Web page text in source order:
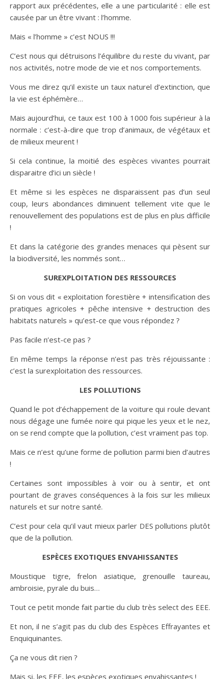
rapport aux précédentes, elle a une particularité : elle est
causée par un être vivant : l’homme.
Mais « l’homme » c’est NOUS !!!
C’est nous qui détruisons l’équilibre du reste du vivant, par
nos activités, notre mode de vie et nos comportements.
Vous me direz qu’il existe un taux naturel d’extinction, que
la vie est éphémère…
Mais aujourd’hui, ce taux est 100 à 1000 fois supérieur à la
normale : c’est-à-dire que trop d’animaux, de végétaux et
de milieux meurent !
Si cela continue, la moitié des espèces vivantes pourrait
disparaitre d’ici un siècle !
Et même si les espèces ne disparaissent pas d’un seul
coup, leurs abondances diminuent tellement vite que le
renouvellement des populations est de plus en plus difficile
!
Et dans la catégorie des grandes menaces qui pèsent sur
la biodiversité, les nommés sont…
SUREXPLOITATION DES RESSOURCES
Si on vous dit « exploitation forestière + intensification des
pratiques agricoles + pêche intensive + destruction des
habitats naturels » qu’est-ce que vous répondez ?
Pas facile n’est-ce pas ?
En même temps la réponse n’est pas très réjouissante :
c’est la surexploitation des ressources.
LES POLLUTIONS
Quand le pot d’échappement de la voiture qui roule devant
nous dégage une fumée noire qui pique les yeux et le nez,
on se rend compte que la pollution, c’est vraiment pas top.
Mais ce n’est qu’une forme de pollution parmi bien d’autres
!
Certaines sont impossibles à voir ou à sentir, et ont
pourtant de graves conséquences à la fois sur les milieux
naturels et sur notre santé.
C’est pour cela qu’il vaut mieux parler DES pollutions plutôt
que de la pollution.
ESPÈCES EXOTIQUES ENVAHISSANTES
Moustique tigre, frelon asiatique, grenouille taureau,
ambroisie, pyrale du buis…
Tout ce petit monde fait partie du club très select des EEE.
Et non, il ne s’agit pas du club des Espèces Effrayantes et
Enquiquinantes.
Ça ne vous dit rien ?
Mais si, les EEE, les espèces exotiques envahissantes !